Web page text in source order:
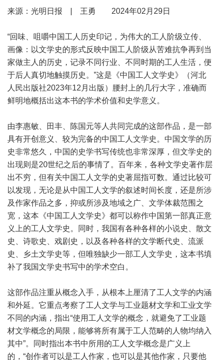
来源：光明日报 | 王勇 2024年02月29日
“回味、咀嚼中国工人历史印记，为伟大的工人阶级立传、
画像：以文学史的形式反映中国工人阶级从苦难抗争再到当
家做主人的历史，记录不同行业、不同时期的工人生活，便
于后人真切地触摸历史。”这是《中国工人文学史》（河北
人民出版社2023年12月出版）腰封上的几行大字，准确而
鲜明地概括出这本书的学术价值和史学意义。
由李惠敏、田丰、陈国元等人共同完成的这部作品，是一部
具有开创意义、较为完备的中国工人文学史。中国文学的历
史非常悠久，中国的史学书写传统也非常深厚，但文学史的
出现则是20世纪之后的事情了。百年来，各种文学史著作层
出不穷，但有关中国工人文学的史著屈指可数。通过比较可
以发现，无论是从中国工人文学的叙述时间长度，还是所涉
及作家作品之多，抑或所涉及地域之广、文学体裁范围之
宽，这本《中国工人文学史》都可以称作中国第一部真正意
义上的工人文学史。同时，我国有各种各样的小说史、散文
史、诗歌史、戏剧史，以及各种各样的文学断代史、流派
史、乡土文学史等，但唯独缺少一部工人文学史，这本书填
补了我国文学史书写中的学术空白。
这部作品注重从概念入手，从根本上厘清了工人文学的内涵
和外延。它重点考察了工人文学与工业题材文学和工业文学
不同的内涵，指出“使用工人文学的概念，就避免了工业题
材文学概念的局限，能够将所有属于工人范畴的人物均纳入
其中”。同时指出本书中所用的工人文学概念是广义上
的，“创作者可以是工人作家，也可以是其他作家，只要他